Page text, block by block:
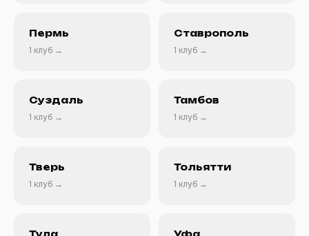
Пермь
1 клуб →
Ставрополь
1 клуб →
Суздаль
1 клуб →
Тамбов
1 клуб →
Тверь
1 клуб →
Тольятти
1 клуб →